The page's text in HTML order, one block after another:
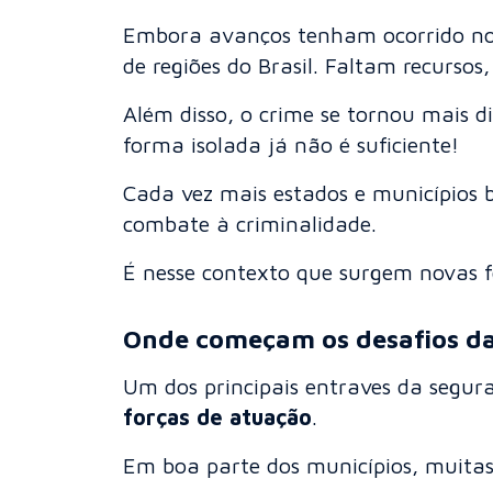
Embora avanços tenham ocorrido
de regiões do Brasil. Faltam
Além disso, o crime se tornou mais
forma isolada já não é suficiente!
Cada vez mais estados e municípios
combate à criminalidade.
É nesse contexto que surgem
Onde começam os desafios
Um dos principais entraves da
forças de atuação.
Em boa parte dos municípios,